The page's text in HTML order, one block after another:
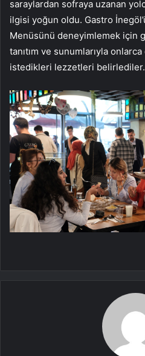
saraylardan sofraya uzanan
ilgisi yoğun oldu. Gastro
Menüsünü deneyimlemek için
tanıtım ve sunumlarıyla
istedikleri lezzetleri belirlediler.